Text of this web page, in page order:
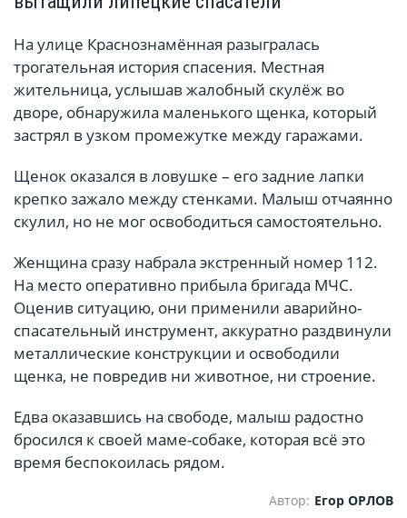
На улице Краснознамённая разыгралась
трогательная история спасения. Местная
жительница, услышав жалобный скулёж во
дворе, обнаружила маленького щенка, который
застрял в узком промежутке между гаражами.
Щенок оказался в ловушке – его задние лапки
крепко зажало между стенками. Малыш отчаянно
скулил, но не мог освободиться самостоятельно.
Женщина сразу набрала экстренный номер 112.
На место оперативно прибыла бригада МЧС.
Оценив ситуацию, они применили аварийно-
спасательный инструмент, аккуратно раздвинули
металлические конструкции и освободили
щенка, не повредив ни животное, ни строение.
Едва оказавшись на свободе, малыш радостно
бросился к своей маме-собаке, которая всё это
время беспокоилась рядом.
Автор: Егор ОРЛОВ